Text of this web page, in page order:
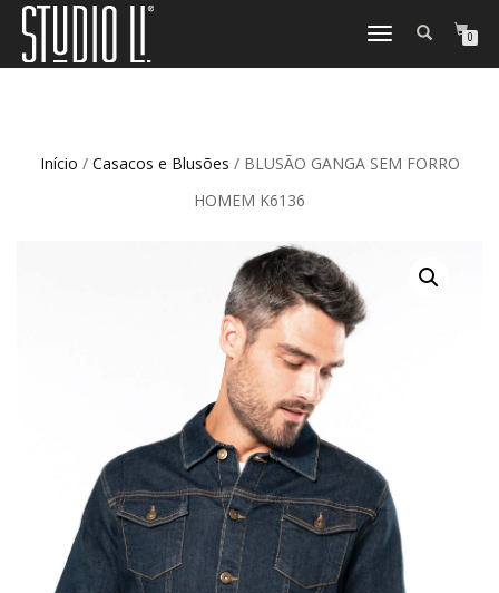
TOGGLE
0
Início / Casacos e Blusões / BLUSÃO GANGA SEM FORRO
HOMEM K6136